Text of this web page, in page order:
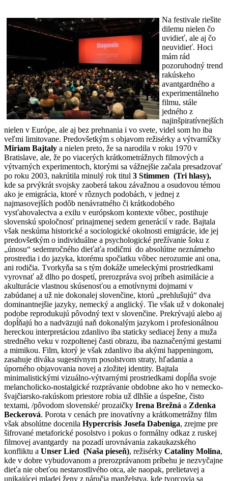
Na festivale riešite
dilemu nielen čo
uvidieť, ale aj čo
neuvidieť. Hoci
mám rád
pozoruhodný trend
rakúskeho
avantgardného a
experimentálneho
filmu, stále
jedného z
najinšpiratívnejších
nielen v Európe, ale aj bez prehnania i vo svete, videl som ho iba
veľmi limitovane. Predovšetkým s objavom režisérky a výtvarníčky
Miriam Bajtaly a nielen preto, že sa narodila v roku 1970 v
Bratislave, ale, že po viacerých krátkometrážnych filmových a
výtvarných experimentoch, ktorými sa vážnejšie začala presadzovať
po roku 2003, nakrútila minulý rok titul 3 Stimmen (Tri hlasy),
kde sa prvýkrát svojsky zaoberá takou závažnou a osudovou témou
ako je emigrácia, ktoré v rôznych podobách, v jednej z
najmasovejších podôb nenávratného či krátkodobého
vysťahovalectva a exilu v európskom kontexte vôbec, postihuje
slovenskú spoločnosť prinajmenej sedem generácií v rade. Bajtala
však neskúma historické a sociologické okolnosti emigrácie, ide jej
predovšetkým o individuálne a psychologické prežívanie šoku z
„únosu“ sedemročného dieťaťa rodičmi do absolútne neznámeho
prostredia i do jazyka, ktorému spočiatku vôbec nerozumie ani ona,
ani rodičia. Tvorkyňa sa s tým dokáže umeleckými prostriedkami
vyrovnať až dlho po dospetí, prerozpráva svoj príbeh asimilácie a
akulturácie vlastnou skúsenosťou a emotívnymi dojmami v
zabúdanej a už nie dokonalej slovenčine, ktorú „prehlušujú“ dva
dominantnejšie jazyky, nemecký a anglický. Tie však už v dokonalej
podobe reprodukujú pôvodný text v slovenčine. Prekrývajú alebo aj
dopĺňajú ho a nadväzujú naň dokonalým jazykom i profesionálnou
hereckou interpretáciou zdanlivo iba staticky sediacej ženy a muža
stredného veku v rozpoltenej časti obrazu, iba naznačenými gestami
a mimikou. Film, ktorý je však zdanlivo iba akými happeningom,
zasahuje diváka sugestívnym posolstvom straty, hľadania a
úporného objavovania novej a zložitej identity. Bajtala
minimalistickými vizuálno-výtvarnými prostriedkami dopĺňa svoje
melancholicko-nostalgické rozprávanie obdobne ako ho v nemecko-
švajčiarsko-rakúskom priestore robia už dlhšie a úspešne, čisto
textami, /pôvodom slovenské/ prozaičky Irena Brežná a Zdenka
Beckerová. Porota v cenách pre inovatívny a krátkometrážny film
však absolútne docenila Hypercrisis Josefa Dabeniga, zrejme pre
šifrované metaforické posolstvo i pokus o formálny odkaz z ruskej
filmovej avantgardy na pozadí urovnávania zakaukazského
konfliktu a Unser Lied (Naša pieseň), režisérky Cataliny Molina,
kde v dobre vybudovanom a prerozprávanom príbehu je nezvyčajne
dieťa nie obeťou nestarostlivého otca, ale naopak, prelietavej a
unikajúcej mladej ženy z náručia manželstva, kde tvorcovia sa